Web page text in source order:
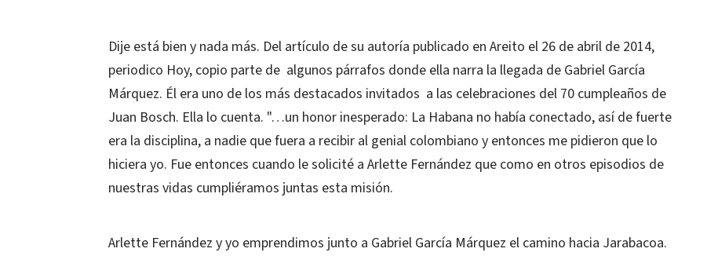
Dije está bien y nada más. Del artículo de su autoría publicado en Areito el 26 de abril de 2014,
periodico Hoy, copio parte de algunos párrafos donde ella narra la llegada de Gabriel García
Márquez. Él era uno de los más destacados invitados a las celebraciones del 70 cumpleaños de
Juan Bosch. Ella lo cuenta. "…un honor inesperado: La Habana no había conectado, así de fuerte
era la disciplina, a nadie que fuera a recibir al genial colombiano y entonces me pidieron que lo
hiciera yo. Fue entonces cuando le solicité a Arlette Fernández que como en otros episodios de
nuestras vidas cumpliéramos juntas esta misión.
Arlette Fernández y yo emprendimos junto a Gabriel García Márquez el camino hacia Jarabacoa.